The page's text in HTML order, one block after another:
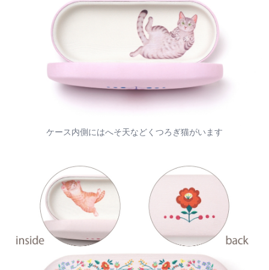
ケース内側にはへそ天などくつろぎ猫がいます